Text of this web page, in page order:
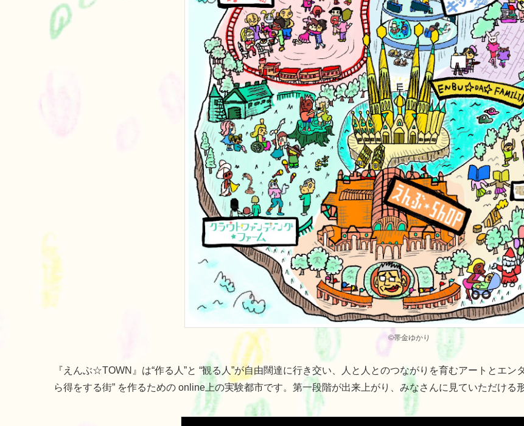
©帯金ゆかり
『えんぶ☆TOWN』は“作る人”と “観る人”が自由闊達に行き交い、人と人とのつながりを育むアートとエ
ら得をする街” を作るための online上の実験都市です。第一段階が出来上がり、みなさんに見ていただける